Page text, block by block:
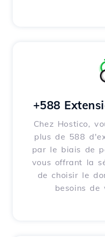
+588
Chez Hostico,
plus de 588
par le biais de
vous offrant la
de choisir le
besoins de